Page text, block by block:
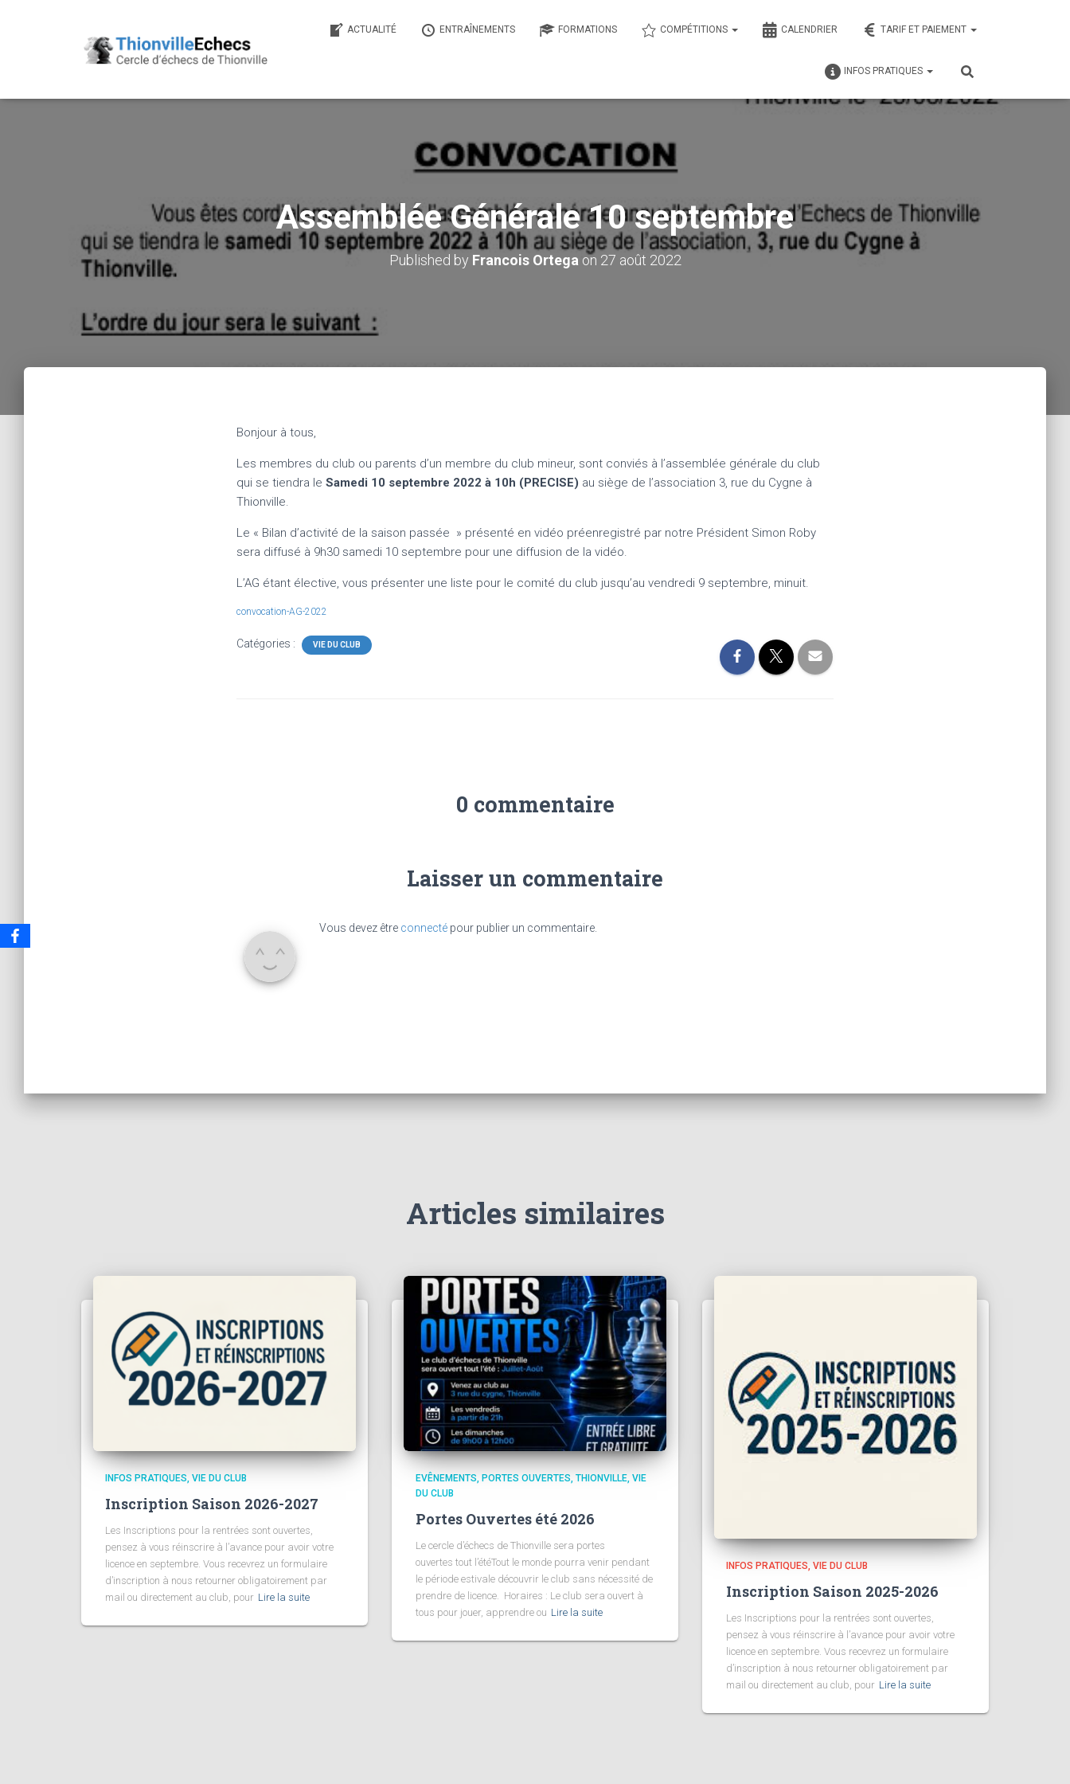
ACTUALITÉ ENTRAÎNEMENTS FORMATIONS COMPÉTITIONS CALENDRIER TARIF ET PAIEMENT
INFOS PRATIQUES
Assemblée Générale 10 septembre
Published by Francois Ortega on 27 août 2022
Bonjour à tous,
Les membres du club ou parents d’un membre du club mineur, sont conviés à l’assemblée générale du club
qui se tiendra le Samedi 10 septembre 2022 à 10h (PRECISE) au siège de l’association 3, rue du Cygne à
Thionville.
Le « Bilan d’activité de la saison passée » présenté en vidéo préenregistré par notre Président Simon Roby
sera diffusé à 9h30 samedi 10 septembre pour une diffusion de la vidéo.
L’AG étant élective, vous présenter une liste pour le comité du club jusqu’au vendredi 9 septembre, minuit.
convocation-AG-2022
Catégories : VIE DU CLUB
0 commentaire
Laisser un commentaire
Vous devez être connecté pour publier un commentaire.
Articles similaires
INFOS PRATIQUES VIE DU CLUB
Inscription Saison 2026-2027
Les Inscriptions pour la rentrées sont ouvertes,
pensez à vous réinscrire à l’avance pour avoir votre
licence en septembre. Vous recevrez un formulaire
d’inscription à nous retourner obligatoirement par
mail ou directement au club, pour Lire la suite
EVÊNEMENTS PORTES OUVERTES THIONVILLE VIE
DU CLUB
Portes Ouvertes été 2026
Le cercle d’échecs de Thionville sera portes
ouvertes tout l’étéTout le monde pourra venir pendant
le période estivale découvrir le club sans nécessité de
prendre de licence. Horaires : Le club sera ouvert à
tous pour jouer, apprendre ou Lire la suite
INFOS PRATIQUES VIE DU CLUB
Inscription Saison 2025-2026
Les Inscriptions pour la rentrées sont ouvertes,
pensez à vous réinscrire à l’avance pour avoir votre
licence en septembre. Vous recevrez un formulaire
d’inscription à nous retourner obligatoirement par
mail ou directement au club, pour Lire la suite